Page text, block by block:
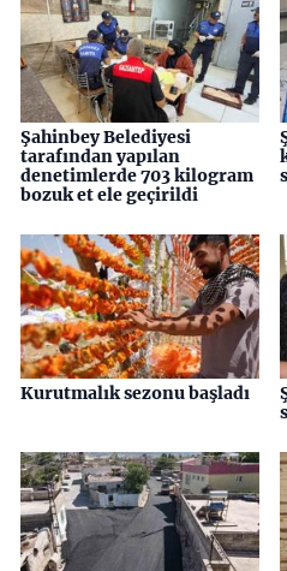
Şahinbey Belediyesi
tarafından yapılan
denetimlerde 703 kilogram
bozuk et ele geçirildi
Kurutmalık sezonu başladı